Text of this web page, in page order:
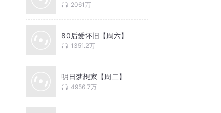
2061万
80后爱怀旧【周六】
1351.2万
明日梦想家【周二】
4956.7万